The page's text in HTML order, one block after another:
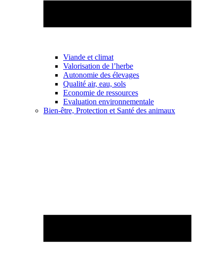
Viande et climat
Valorisation de l’herbe
Autonomie des élevages
Qualité air, eau, sols
Economie de ressources
Evaluation environnementale
Bien-être, Protection et Santé des animaux